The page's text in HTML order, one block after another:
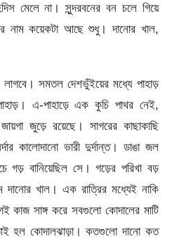
মেলে না। সুন্দরবনের বন চলে গিয়ে
নাম কয়েকটা আছে শুধু। দানোর খাল,
লাগবে। সমতল দেশভুঁইয়ের মধ্যে পাহাড়
এ-পাহাড়ে এক কুচি পাথর নেই,
জুড়ে রয়েছে। সাগরের কাছাকাছি
কালোদানো ভারী দুর্দান্ত। ডাঙা জল
গড় বানিয়েছিল সে। গড়ের পরিখা বড়
দানোর খাল। এক রাত্রির মধ্যেই নাকি
কাজ সাঙ্গ করে সবগুলো কোদালের মাটি
হল কোদালঝাড়া। কতগুলো দানো কত